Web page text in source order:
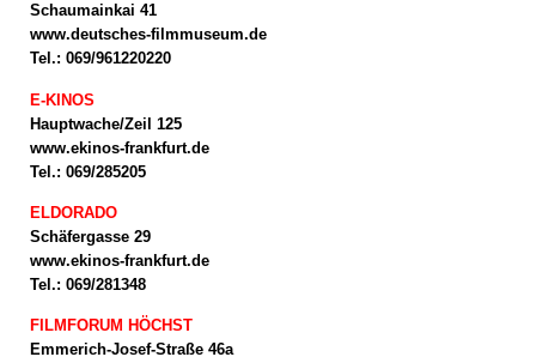
Schaumainkai 41
www.deutsches-filmmuseum.de
Tel.: 069/961220220
E-KINOS
Hauptwache/Zeil 125
www.ekinos-frankfurt.de
Tel.: 069/285205
ELDORADO
Schäfergasse 29
www.ekinos-frankfurt.de
Tel.: 069/281348
FILMFORUM HÖCHST
Emmerich-Josef-Straße 46a